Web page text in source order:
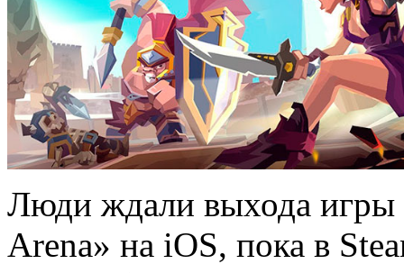
Люди ждали выхода игры
Arena» на iOS, пока в